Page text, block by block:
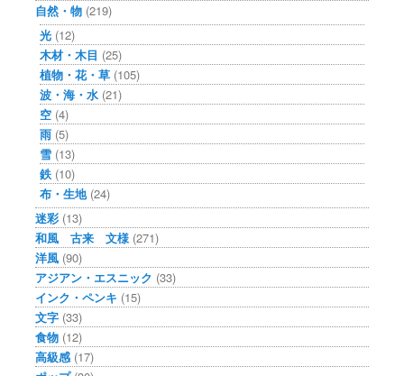
自然・物 (219)
光 (12)
木材・木目 (25)
植物・花・草 (105)
波・海・水 (21)
空 (4)
雨 (5)
雪 (13)
鉄 (10)
布・生地(24)
迷彩 (13)
和風 古来 文様 (271)
洋風 (90)
アジアン・エスニック (33)
インク・ペンキ (15)
文字 (33)
食物 (12)
高級感 (17)